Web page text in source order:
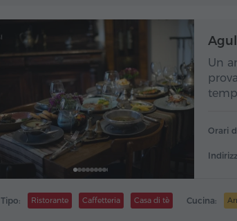
Un
Orari
Tipo: Ristorante Caffetteria Casa di tè Cucina: